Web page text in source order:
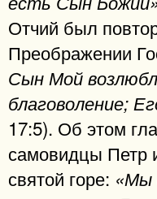
Отчий был
Преображении
Сын Мой
благоволение;
17:5). Об этом
самовидцы Петр
святой горе: «Мы